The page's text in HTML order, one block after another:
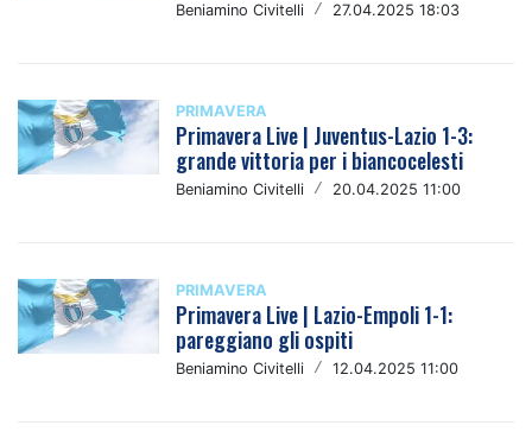
Beniamino Civitelli / 27.04.2025 18:03
PRIMAVERA
Primavera Live | Juventus-Lazio 1-3:
grande vittoria per i biancocelesti
Beniamino Civitelli / 20.04.2025 11:00
PRIMAVERA
Primavera Live | Lazio-Empoli 1-1:
pareggiano gli ospiti
Beniamino Civitelli / 12.04.2025 11:00